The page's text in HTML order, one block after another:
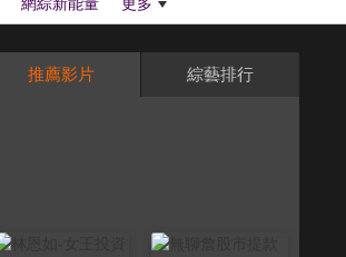
推薦影片 綜藝排行